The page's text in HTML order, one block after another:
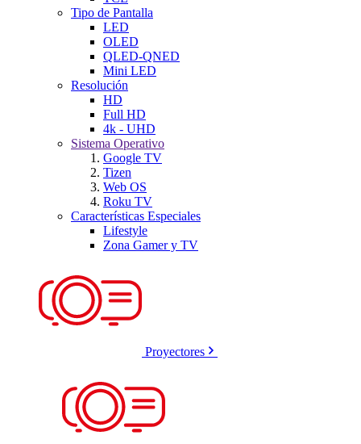
Tipo de Pantalla
LED
OLED
QLED-QNED
Mini LED
Resolución
HD
Full HD
4k - UHD
Sistema Operativo
Google TV
Tizen
Web OS
Roku TV
Características Especiales
Lifestyle
Zona Gamer y TV
Proyectores